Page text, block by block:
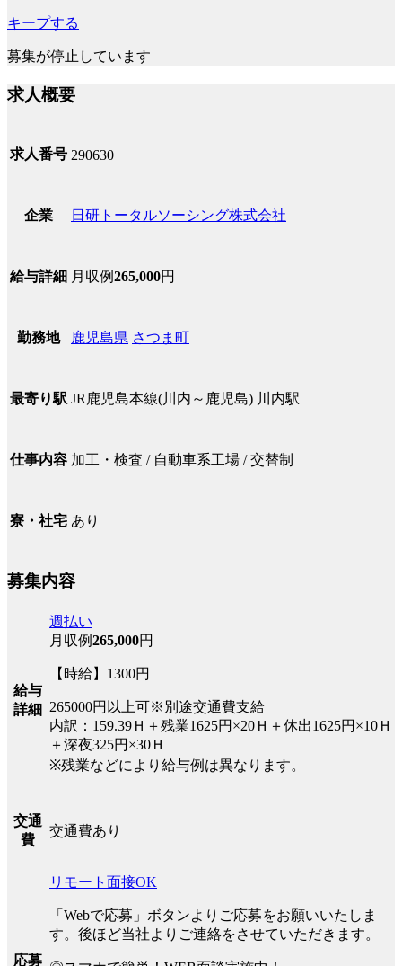
キープする
募集が停止しています
求人概要
求人番号 290630
企業 日研トータルソーシング株式会社
給与詳細 月収例265,000円
勤務地 鹿児島県 さつま町
最寄り駅 JR鹿児島本線(川内～鹿児島) 川内駅
仕事内容 加工・検査 / 自動車系工場 / 交替制
寮・社宅 あり
募集内容
給与
詳細
週払い
月収例265,000円
【時給】1300円
265000円以上可※別途交通費支給
内訳：159.39Ｈ＋残業1625円×20Ｈ＋休出1625円×10Ｈ
＋深夜325円×30Ｈ
※残業などにより給与例は異なります。
交通
費
交通費あり
応募
リモート面接OK
「Webで応募」ボタンよりご応募をお願いいたしま
す。後ほど当社よりご連絡をさせていただきます。